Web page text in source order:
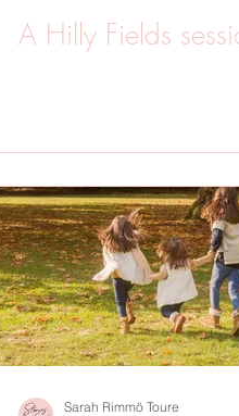
A Hilly Fields
Sarah Rimmö Toure